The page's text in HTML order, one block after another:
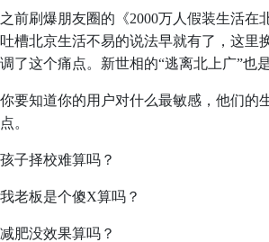
之前刷爆朋友圈的《2000万人假装生活在
吐槽北京生活不易的说法早就有了，这里
调了这个痛点。新世相的“逃离北上广”也是
你要知道你的用户对什么最敏感，他们的
点。
孩子择校难算吗？
我老板是个傻X算吗？
减肥没效果算吗？